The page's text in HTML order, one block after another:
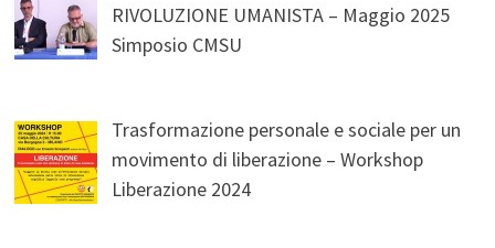
RIVOLUZIONE UMANISTA – Maggio 2025
Simposio CMSU
Trasformazione personale e sociale per un
movimento di liberazione – Workshop
Liberazione 2024